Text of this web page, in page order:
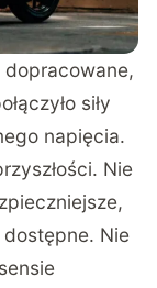
siły
napięcia.
Nie
Nie